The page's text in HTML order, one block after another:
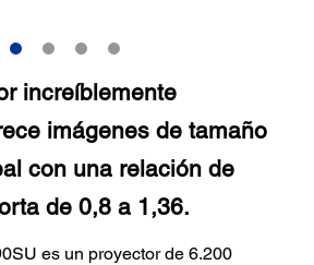
increíblemente
imágenes de tamaño
con una relación de
de 0,8 a 1,36.
es un proyector de 6.200